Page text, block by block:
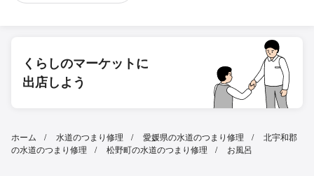
くらしのマーケットに
出店しよう
ホーム 水道のつまり修理 愛媛県の水道のつまり修理
北宇和郡
の水道のつまり修理
松野町の水道のつまり修理 お風呂